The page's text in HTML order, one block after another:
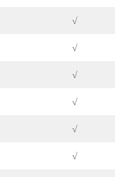
√
√
√
√
√
√